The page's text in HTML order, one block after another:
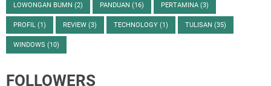
LOWONGAN BUMN (2) PANDUAN (16) PERTAMINA (3)
PROFIL (1) REVIEW (3) TECHNOLOGY (1) TULISAN (35)
WINDOWS (10)
FOLLOWERS